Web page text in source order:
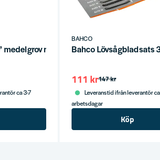
medelgrov med Ergo skaft
ca 3-7
BAHCO
Bahco Lövsågbladsats
147 kr
111 kr
Leveranstid ifrån leverantör
arbetsdagar
Köp